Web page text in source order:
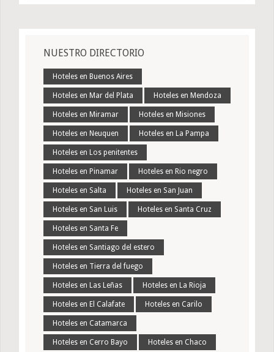
NUESTRO DIRECTORIO
Hoteles en Buenos Aires
Hoteles en Mar del Plata Hoteles en Mendoza
Hoteles en Miramar Hoteles en Misiones
Hoteles en Neuquen Hoteles en La Pampa
Hoteles en Los penitentes
Hoteles en Pinamar Hoteles en Rio negro
Hoteles en Salta Hoteles en San Juan
Hoteles en San Luis Hoteles en Santa Cruz
Hoteles en Santa Fe
Hoteles en Santiago del estero
Hoteles en Tierra del fuego
Hoteles en Las Leñas Hoteles en La Rioja
Hoteles en El Calafate Hoteles en Carilo
Hoteles en Catamarca
Hoteles en Cerro Bayo Hoteles en Chaco